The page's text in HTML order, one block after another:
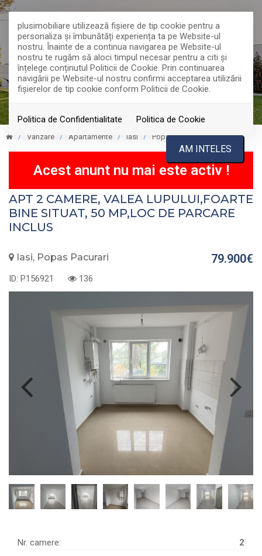
plusimobiliare utilizează fişiere de tip cookie pentru a
personaliza și îmbunătăți experiența ta pe Website-ul
nostru. Înainte de a continua navigarea pe Website-ul
nostru te rugăm să aloci timpul necesar pentru a citi și
înțelege conținutul Politicii de Cookie. Prin continuarea
navigării pe Website-ul nostru confirmi acceptarea utilizării
fişierelor de tip cookie conform Politicii de Cookie.
Politica de Confidentialitate Politica de Cookie
AM INTELES
Vanzare Apartamente Iasi Popas Pacurari
Acest anunt nu mai este activ !
APT 2 CAMERE, VALEA LUPULUI,FOARTE
BINE SITUAT, 50 MP,LOC DE PARCARE
INCLUS
Iasi, Popas Pacurari 79.900€
ID: P156921 136
VANDUT
Nr. camere:
2